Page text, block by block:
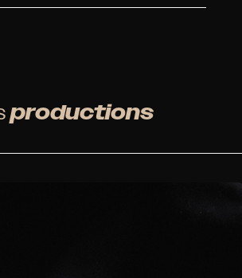
productions